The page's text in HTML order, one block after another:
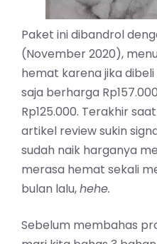
Paket ini dibandrol
(November 2020),
hemat karena jika
saja berharga
Rp125.000. Terakhir
artikel review sukin
sudah naik harganya
merasa hemat sekali
bulan lalu,hehe.
Sebelum membahas